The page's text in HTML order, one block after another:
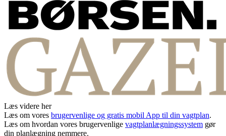
Læs videre her
Læs om vores brugervenlige og gratis mobil App til din vagtplan.
Læs om hvordan vores brugervenlige vagtplanlægningssystem gør
din planlægning nemmere.